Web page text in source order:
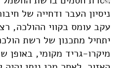
ניסיון העבר ודחייה של
עקב עומס בקווי ההולכה,
יתחיל מתכנון של רשת
מיקרו-גריד מקומי, באופן